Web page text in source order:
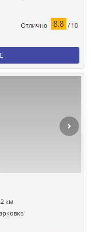
Отлично 8.8 / 10
км